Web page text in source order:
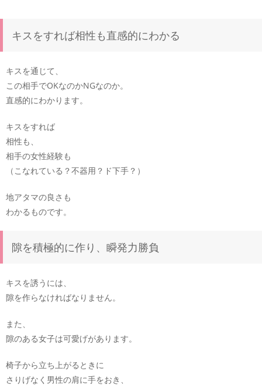
キスをすれば相性も直感的にわかる
キスを通じて、
この相手でOKなのかNGなのか。
直感的にわかります。
キスをすれば
相性も、
相手の女性経験も
（こなれている？不器用？ド下手？）
地アタマの良さも
わかるものです。
隙を積極的に作り、瞬発力勝負
キスを誘うには、
隙を作らなければなりません。
また、
隙のある女子は可愛げがあります。
椅子から立ち上がるときに
さりげなく男性の肩に手をおき、